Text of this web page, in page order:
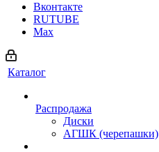
Вконтакте
RUTUBE
Max
Каталог
Распродажа
Диски
АГШК (черепашки)